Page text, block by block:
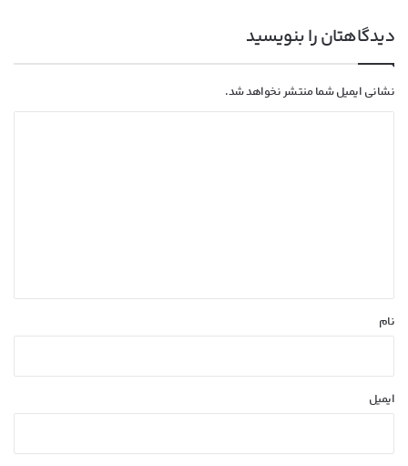
دیدگاهتان را بنویسید
نشانی ایمیل شما منتشر نخواهد شد.
نام
ایمیل